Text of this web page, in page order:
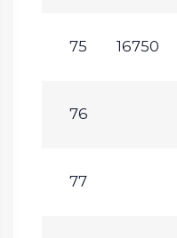
75 16750
76
77